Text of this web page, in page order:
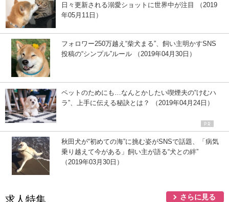
日々更新される溺愛ショットに世界中が注目 （2019
年05月11日）
フォロワー250万越え“柴犬まる”、飼い主明かすSNS
投稿の“シンプル”ルール （2019年04月30日）
ペットのためにも…なんとかしたい喫煙夫の“けむハ
ラ”、上手に伝える秘訣とは？ （2019年04月24日）
秋田犬が“初めての海”に挑む姿がSNSで話題、「病気
乗り越えて今がある」飼い主が語る“犬との絆”
（2019年03月30日）
求人特集 さらに見る